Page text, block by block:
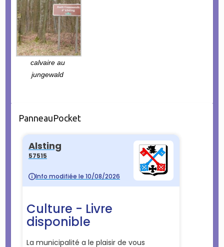
calvaire au
jungewald
PanneauPocket